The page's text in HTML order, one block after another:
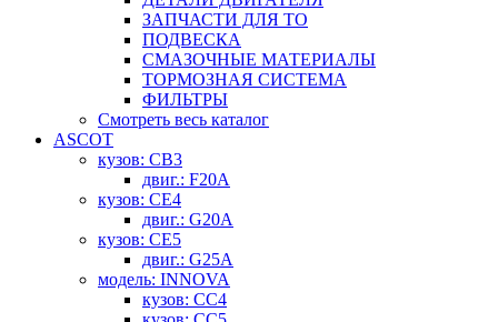
ЗАПЧАСТИ ДЛЯ ТО
ПОДВЕСКА
СМАЗОЧНЫЕ МАТЕРИАЛЫ
ТОРМОЗНАЯ СИСТЕМА
ФИЛЬТРЫ
Смотреть весь каталог
ASCOT
кузов: CB3
двиг.: F20A
кузов: CE4
двиг.: G20A
кузов: CE5
двиг.: G25A
модель: INNOVA
кузов: CC4